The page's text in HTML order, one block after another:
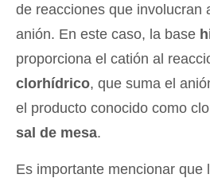
de reacciones que involucran
anión. En este caso, la base
proporciona el catión al
clorhídrico, que suma el
el producto conocido como
sal de mesa.
Es importante mencionar que